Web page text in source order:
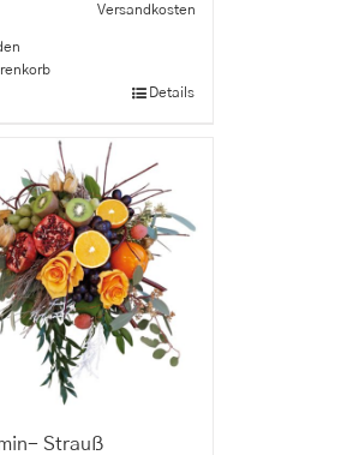
Versandkosten
Details
Strauß